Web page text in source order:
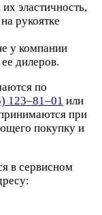
эластичность,
рукоятке
у компании
дилеров.
по
123–81–01 или
при
покупку и
в сервисном